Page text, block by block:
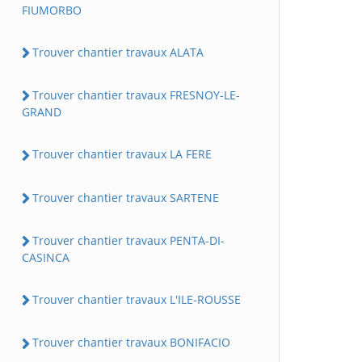
FIUMORBO
Trouver chantier travaux ALATA
Trouver chantier travaux FRESNOY-LE-
GRAND
Trouver chantier travaux LA FERE
Trouver chantier travaux SARTENE
Trouver chantier travaux PENTA-DI-
CASINCA
Trouver chantier travaux L'ILE-ROUSSE
Trouver chantier travaux BONIFACIO